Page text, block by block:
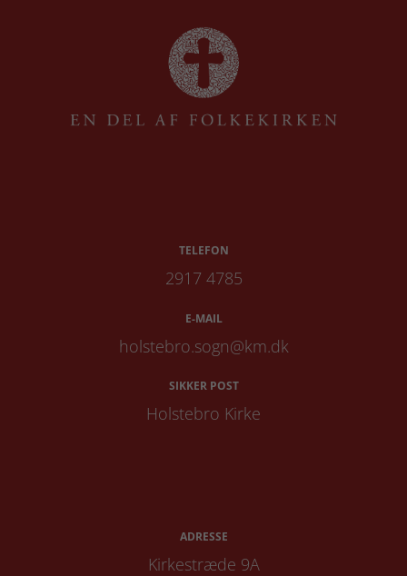
TELEFON
2917 4785
E-MAIL
holstebro.sogn@km.dk
SIKKER POST
Holstebro Kirke
ADRESSE
Kirkestræde 9A